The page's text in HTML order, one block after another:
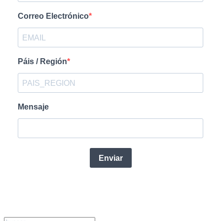
Correo Electrónico
Páis / Región
Mensaje
Enviar